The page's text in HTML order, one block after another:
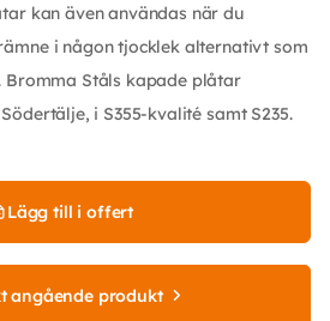
kan även användas när du
i någon tjocklek alternativt som
Bromma Ståls kapade plåtar
i S355-kvalité samt S235.
Lägg till i offert
angående produkt